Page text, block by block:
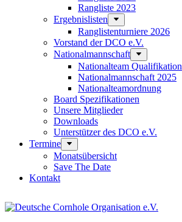
Rangliste 2023
Ergebnislisten
Ranglistenturniere 2026
Vorstand der DCO e.V.
Nationalmannschaft
Nationalteam Qualifikation
Nationalmannschaft 2025
Nationalteamordnung
Board Spezifikationen
Unsere Mitglieder
Downloads
Unterstützer des DCO e.V.
Termine
Monatsübersicht
Save The Date
Kontakt